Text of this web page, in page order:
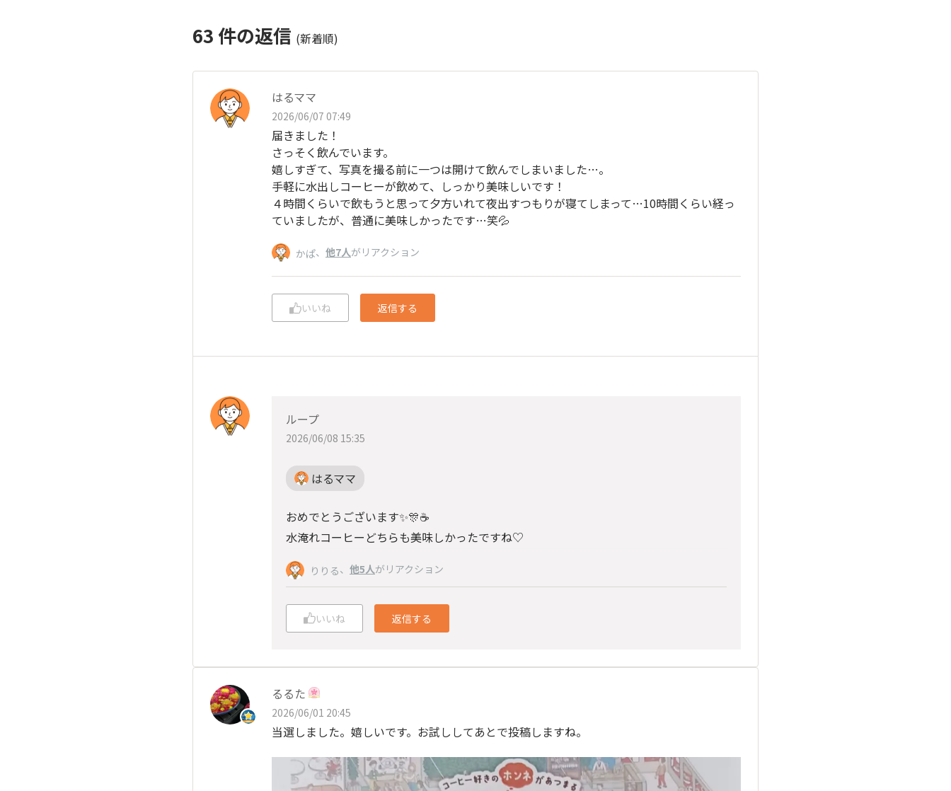
63 件の返信 (新着順)
はるママ
2026/06/07 07:49
届きました！
さっそく飲んでいます。
嬉しすぎて、写真を撮る前に一つは開けて飲んでしまいました…。
手軽に水出しコーヒーが飲めて、しっかり美味しいです！
４時間くらいで飲もうと思って夕方いれて夜出すつもりが寝てしまって…10時間くらい経っ
ていましたが、普通に美味しかったです…笑💦
かぱ、 他7人がリアクション
いいね 返信する
ループ
2026/06/08 15:35
はるママ
おめでとうございます✨️🎊☕
水淹れコーヒーどちらも美味しかったですね♡
りりる、 他5人がリアクション
いいね 返信する
るるた
2026/06/01 20:45
当選しました。嬉しいです。お試ししてあとで投稿しますね。